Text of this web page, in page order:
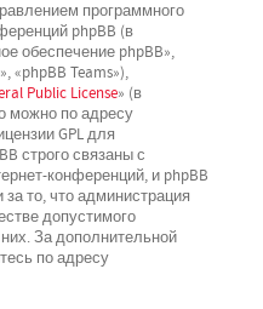
программного
phpBB (в
обеспечение phpBB»,
«phpBB Teams»),
Public License» (в
можно по адресу
GPL для
строго связаны с
конференций, и phpBB
за то, что администрация
допустимого
За дополнительной
по адресу